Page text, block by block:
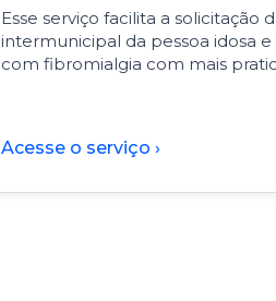
Esse serviço facilita a solicitação
intermunicipal da pessoa idosa e
com fibromialgia com mais
Acesse o serviço ›